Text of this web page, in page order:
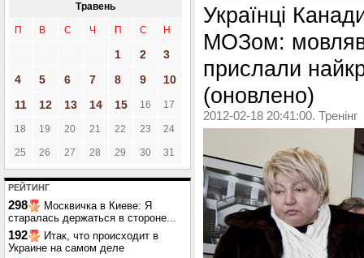
Травень
П В С Ч П С Н
1 2
3
4
5 6 7 8 9
10
11
12 13 14 15 16 17
18 19 20 21 22 23 24
25 26 27 28 29 30 31
РЕЙТИНГ
298
Москвичка в Киеве: Я
старалась держаться в стороне...
192
Итак, что происходит в
Украине на самом деле
Українці
МОЗом:
прислали
(оновлено)
2012-02-18 20:41:00. Тренінг